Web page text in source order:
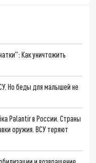
Как уничтожить
Но беды для малышей не
Palantir в России. Страны
оружия. ВСУ теряют